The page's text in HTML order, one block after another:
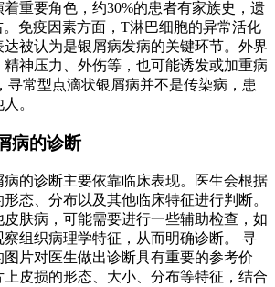
重要角色，约30%的患者有家族史，遗
。免疫因素方面，T淋巴细胞的异常活化
被认为是银屑病发病的关键环节。外界
神压力、外伤等，也可能诱发或加重病
寻常型点滴状银屑病并不是传染病，患
。
病的诊断
的诊断主要依靠临床表现。医生会根据
态、分布以及其他临床特征进行判断。
肤病，可能需要进行一些辅助检查，如
察组织病理学特征，从而明确诊断。 寻
片对医生做出诊断具有重要的参考价
皮损的形态、大小、分布等特征，结合